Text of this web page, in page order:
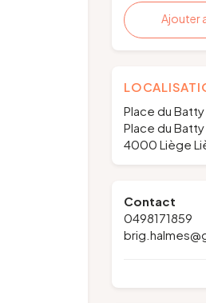
Ajouter
Place du Batty
Place du
4000 Liège
Contact
0498171859